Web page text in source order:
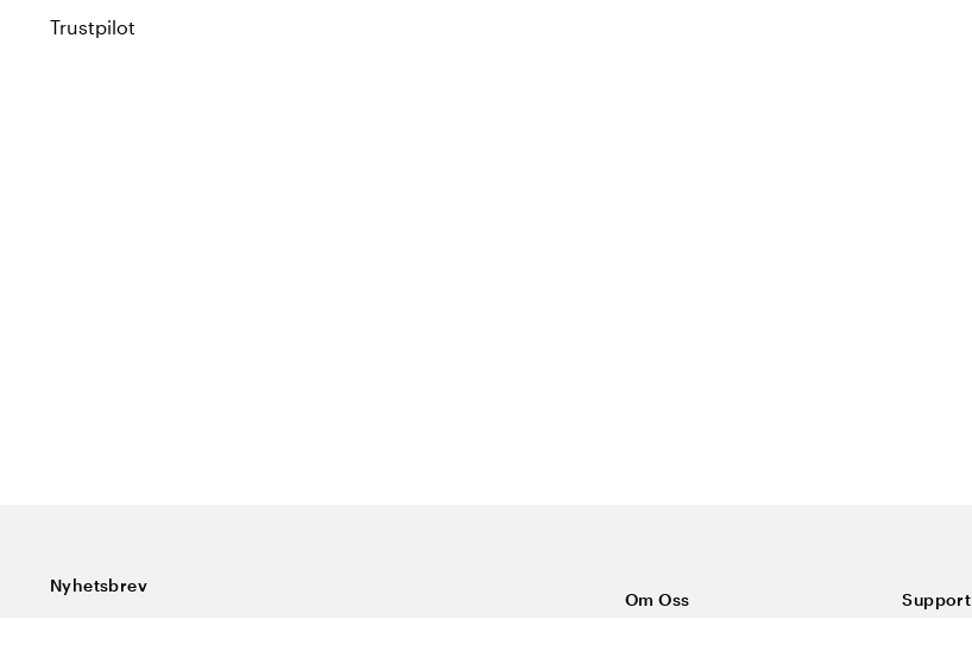
Trustpilot
Nyhetsbrev
Om Oss Support